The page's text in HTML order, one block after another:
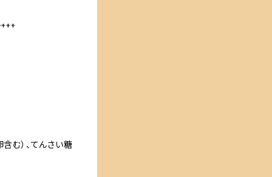
含む）、てんさい糖